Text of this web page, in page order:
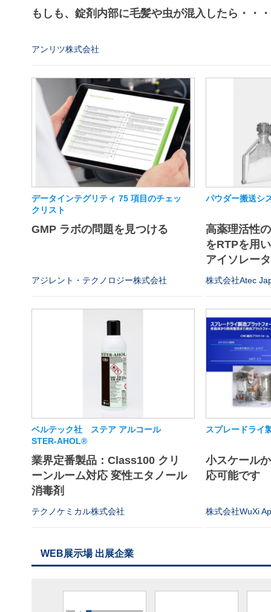
もしも、錠剤内部に毛髪や虫が混入したら・・・
アンリツ株式会社
データインテグリティ 75 項目のチェッ
クリスト
GMP ラボの問題を見つける
アジレント・テクノロジー株式会社
パウダー搬送シ
高薬理活性
をRTPを用
アイソレー
株式会社Atec
ベルテック社 ステア アルコール
STER-AHOL®
業界定番製品：Class100 クリ
ーンルーム対応 変性エタノール
消毒剤
テクノケミカル株式会社
スプレードライ
小スケール
応可能です
株式会社WuXi
WEB展示場 出展企業